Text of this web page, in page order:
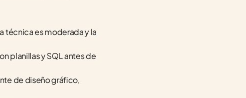
técnica es moderada y la
planillas y SQL antes de
de diseño gráfico,